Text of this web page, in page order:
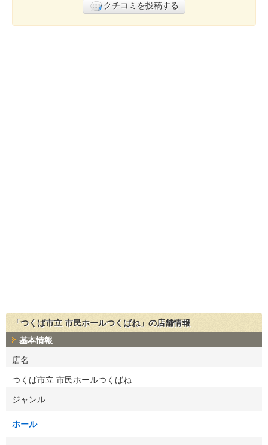
クチコミを投稿する
「つくば市立 市民ホールつくばね」の店舗情報
基本情報
店名
つくば市立 市民ホールつくばね
ジャンル
ホール